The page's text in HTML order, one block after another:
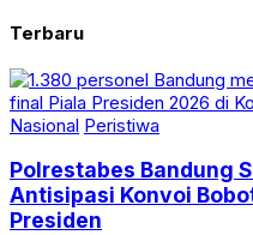
Terbaru
Nasional Peristiwa
Polrestabes Bandung
Antisipasi Konvoi
Presiden